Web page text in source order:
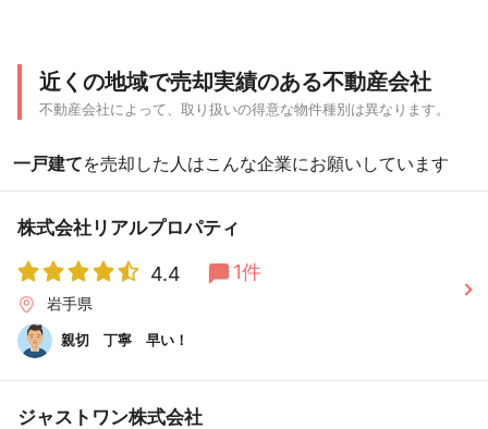
近くの地域で売却実績のある不動産会社
不動産会社によって、取り扱いの得意な物件種別は異なります。
一戸建てを売却した人はこんな企業にお願いしています
株式会社リアルプロパティ
4.4 1件
岩手県
親切 丁寧 早い！
ジャストワン株式会社